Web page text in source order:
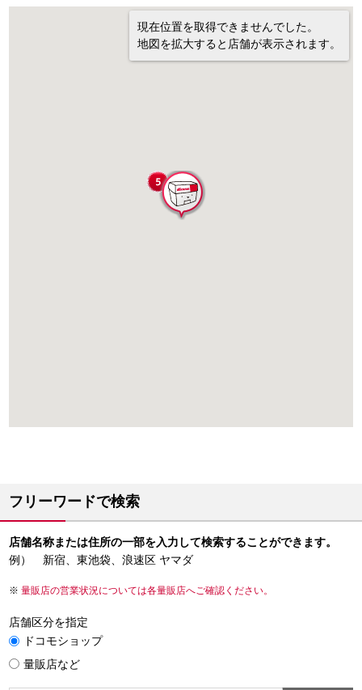
現在位置を取得できませんでした。
地図を拡大すると店舗が表示されます。
フリーワードで検索
店舗名称または住所の一部を入力して検索することができます。
例） 新宿、東池袋、浪速区 ヤマダ
量販店の営業状況については各量販店へご確認ください。
店舗区分を指定
ドコモショップ
量販店など